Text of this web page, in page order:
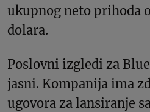
ukupnog neto prihoda
dolara.
Poslovni izgledi za
jasni. Kompanija ima
ugovora za lansiranje